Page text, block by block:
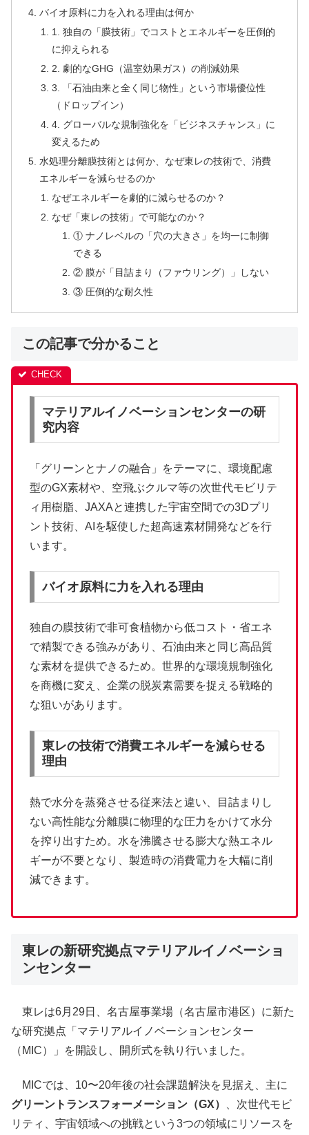
バイオ原料に力を入れる理由は何か
1. 独自の「膜技術」でコストとエネルギーを圧倒的
に抑えられる
2. 劇的なGHG（温室効果ガス）の削減効果
3. 「石油由来と全く同じ物性」という市場優位性
（ドロップイン）
4. グローバルな規制強化を「ビジネスチャンス」に
変えるため
水処理分離膜技術とは何か、なぜ東レの技術で、消費
エネルギーを減らせるのか
なぜエネルギーを劇的に減らせるのか？
なぜ「東レの技術」で可能なのか？
① ナノレベルの「穴の大きさ」を均一に制御
できる
② 膜が「目詰まり（ファウリング）」しない
③ 圧倒的な耐久性
この記事で分かること
マテリアルイノベーションセンターの研
究内容
「グリーンとナノの融合」をテーマに、環境配慮
型のGX素材や、空飛ぶクルマ等の次世代モビリテ
ィ用樹脂、JAXAと連携した宇宙空間での3Dプリ
ント技術、AIを駆使した超高速素材開発などを行
います。
バイオ原料に力を入れる理由
独自の膜技術で非可食植物から低コスト・省エネ
で精製できる強みがあり、石油由来と同じ高品質
な素材を提供できるため。世界的な環境規制強化
を商機に変え、企業の脱炭素需要を捉える戦略的
な狙いがあります。
東レの技術で消費エネルギーを減らせる
理由
熱で水分を蒸発させる従来法と違い、目詰まりし
ない高性能な分離膜に物理的な圧力をかけて水分
を搾り出すため。水を沸騰させる膨大な熱エネル
ギーが不要となり、製造時の消費電力を大幅に削
減できます。
東レの新研究拠点マテリアルイノベーショ
ンセンター
東レは6月29日、名古屋事業場（名古屋市港区）に新た
な研究拠点「マテリアルイノベーションセンター
（MIC）」を開設し、開所式を執り行いました。
MICでは、10〜20年後の社会課題解決を見据え、主に
グリーントランスフォーメーション（GX）
、次世代モビ
リティ、宇宙領域への挑戦という3つの領域にリソースを